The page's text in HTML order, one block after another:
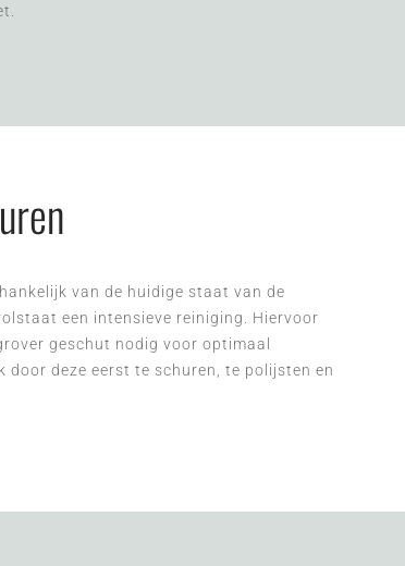
van de huidige staat van de
een intensieve reiniging. Hiervoor
geschut nodig voor optimaal
door deze eerst te schuren, te polijsten en